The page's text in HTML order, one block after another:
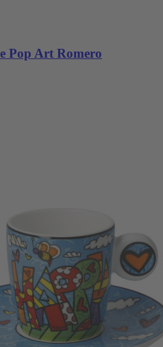
Pop Art Romero